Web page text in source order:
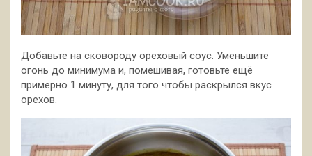
Добавьте на сковороду ореховый соус. Уменьшите
огонь до минимума и, помешивая, готовьте ещё
примерно 1 минуту, для того чтобы раскрылся вкус
орехов.